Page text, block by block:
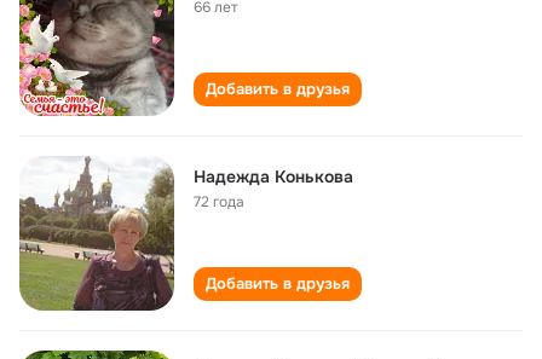
66 лет
Добавить в друзья
Надежда Конькова
72 года
Добавить в друзья